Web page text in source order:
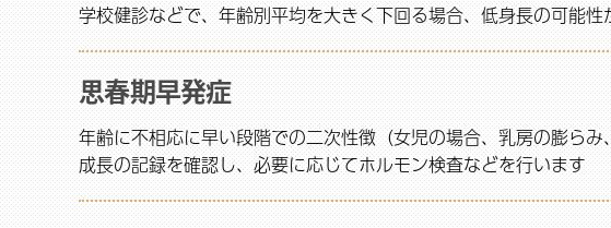
学校健診などで、年齢別平均を大きく下回る場合、低身長の可能
思春期早発症
年齢に不相応に早い段階での二次性徴（女児の場合、乳房の膨ら
成長の記録を確認し、必要に応じてホルモン検査などを行います